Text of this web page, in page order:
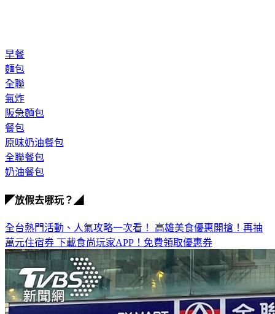
早餐
麵包
全聯
氣炸
阪急麵包
餐包
原味奶油餐包
全聯餐包
全台熱門活動、人氣攻略一次看！高雄美食優惠開搶！再抽
萬元住宿券
下載食尚玩家APP！免費領取優惠券